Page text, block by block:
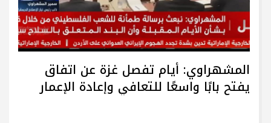
المشهراوي: أيام تفصل غزة عن اتفاق
يفتح بابًا واسعًا للتعافي وإعادة الإعمار